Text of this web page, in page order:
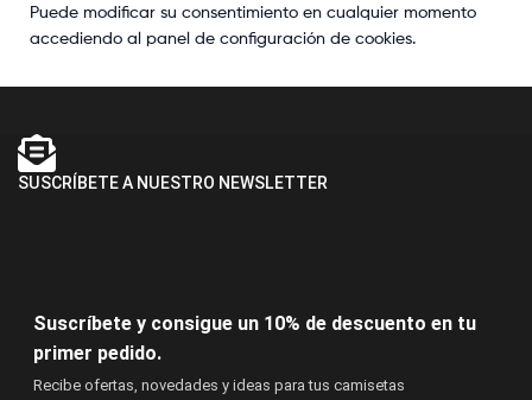
Puede modificar su consentimiento en cualquier momento
accediendo al panel de configuración de cookies.
SUSCRÍBETE A NUESTRO NEWSLETTER
Suscríbete y consigue un 10% de descuento en tu
primer pedido.
Recibe ofertas, novedades y ideas para tus camisetas